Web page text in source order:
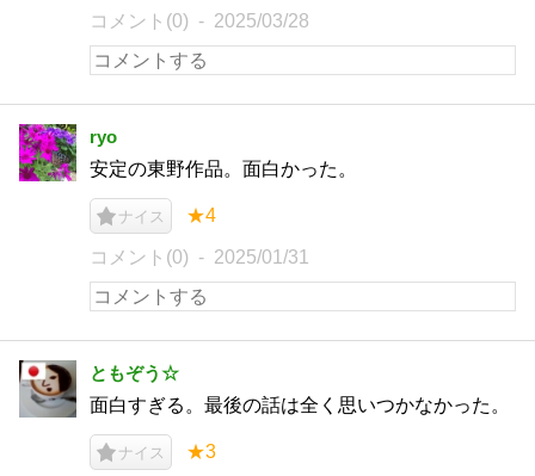
コメント(0) 2025/03/28
ryo
安定の東野作品。面白かった。
ナイス ★4
コメント(0) 2025/01/31
ともぞう☆
面白すぎる。最後の話は全く思いつかなかった。
ナイス ★3